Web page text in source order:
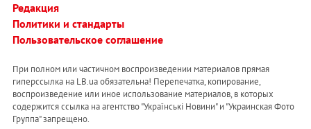
Редакция
Политики и стандарты
Пользовательское соглашение
При полном или частичном воспроизведении материалов прямая
гиперссылка на LB.ua обязательна! Перепечатка, копирование,
воспроизведение или иное использование материалов, в которых
содержится ссылка на агентство "Українськi Новини" и "Украинская Фото
Группа" запрещено.